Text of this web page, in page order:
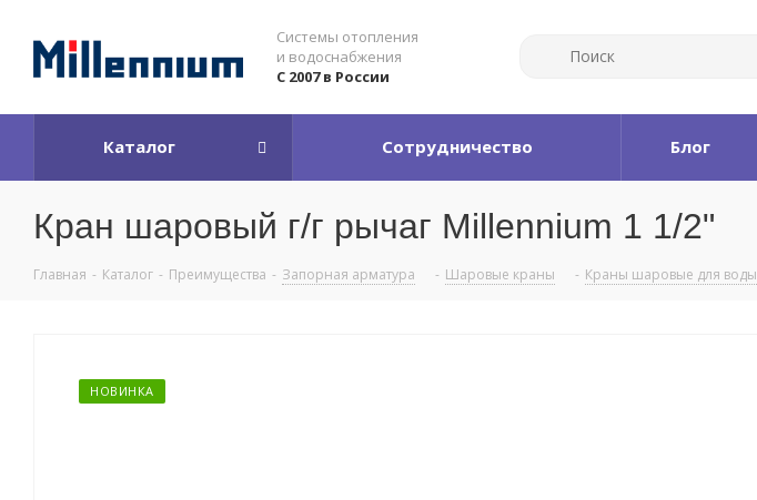
Системы отопления
и водоснабжения
С 2007 в России
Каталог Сотрудничество Блог
Кран шаровый г/г рычаг Millennium 1 1/2"
Главная - Каталог - Преимущества - Запорная арматура - Шаровые краны - Краны шаровые для воды
НОВИНКА